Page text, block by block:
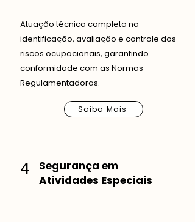
Atuação técnica completa na
identificação, avaliação e controle dos
riscos ocupacionais, garantindo
conformidade com as Normas
Regulamentadoras.
Saiba Mais
4
Segurança em
Atividades Especiais